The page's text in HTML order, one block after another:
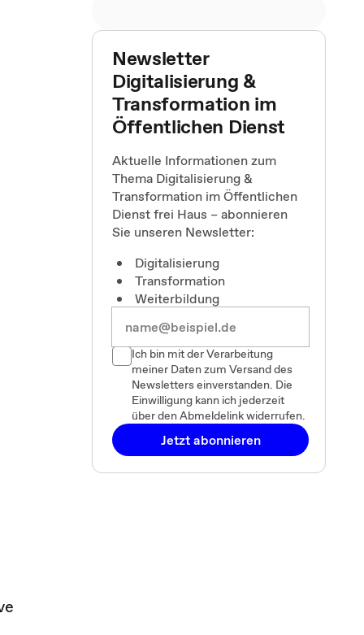
Newsletter
Digitalisierung &
Transformation im
Öffentlichen Dienst
Aktuelle Informationen zum
Thema Digitalisierung &
Transformation im Öffentlichen
Dienst frei Haus – abonnieren
Sie unseren Newsletter:
Digitalisierung
Transformation
Weiterbildung
Ich bin mit der Verarbeitung
meiner Daten zum Versand des
Newsletters einverstanden. Die
Einwilligung kann ich jederzeit
über den Abmeldelink widerrufen.
Jetzt abonnieren